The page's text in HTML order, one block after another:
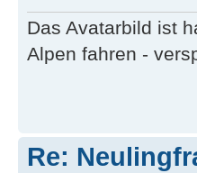
Das Avatarbild ist
Alpen fahren -
Re: